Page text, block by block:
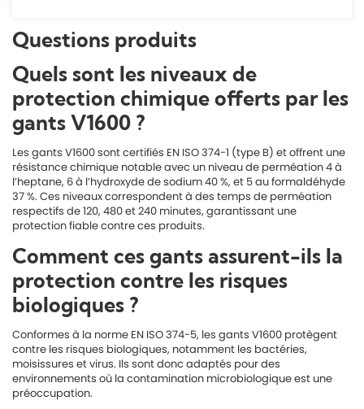
Questions produits
Quels sont les niveaux de
protection chimique offerts par les
gants V1600 ?
Les gants V1600 sont certifiés EN ISO 374-1 (type B) et offrent une
résistance chimique notable avec un niveau de perméation 4 à
l’heptane, 6 à l’hydroxyde de sodium 40 %, et 5 au formaldéhyde
37 %. Ces niveaux correspondent à des temps de perméation
respectifs de 120, 480 et 240 minutes, garantissant une
protection fiable contre ces produits.
Comment ces gants assurent-ils la
protection contre les risques
biologiques ?
Conformes à la norme EN ISO 374-5, les gants V1600 protègent
contre les risques biologiques, notamment les bactéries,
moisissures et virus. Ils sont donc adaptés pour des
environnements où la contamination microbiologique est une
préoccupation.